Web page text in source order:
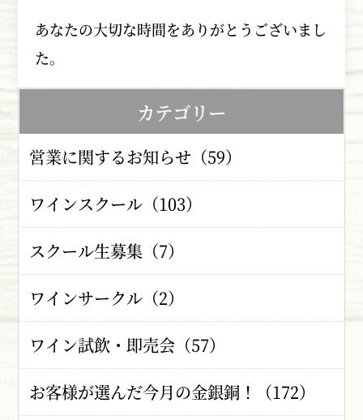
あなたの大切な時間をありがとうございまし
た。
カテゴリー
営業に関するお知らせ（59）
ワインスクール（103）
スクール生募集（7）
ワインサークル（2）
ワイン試飲・即売会（57）
お客様が選んだ今月の金銀銅！（172）